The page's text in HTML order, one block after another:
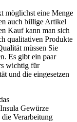
möglichst eine Menge
auch billige Artikel
Kauf kann man sich
qualitativen Produkte
müssen Sie
Es gibt ein paar
wichtig für
und die eingesetzen
Gewürze
Verarbeitung